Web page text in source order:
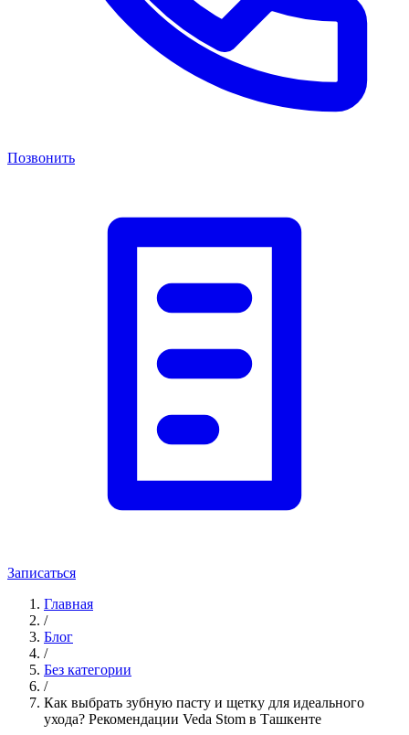
Позвонить
Записаться
Главная
/
Блог
/
Без категории
/
Как выбрать зубную пасту и щетку для идеального
ухода? Рекомендации Veda Stom в Ташкенте